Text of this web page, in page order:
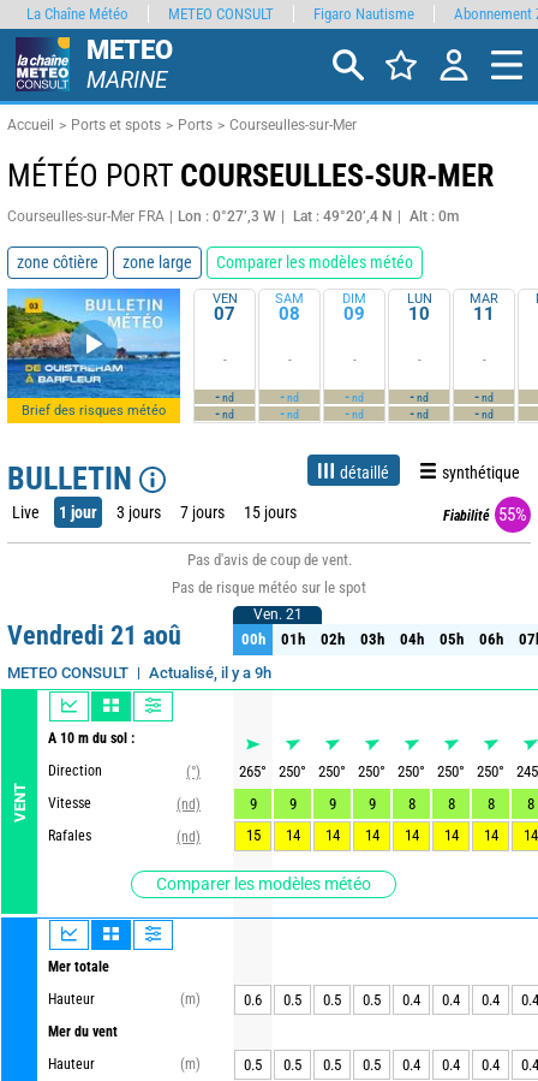
METEO
MARINE
Accueil Ports et spots Ports Courseulles-sur-Mer
MÉTÉO PORT COURSEULLES-SUR-MER
Courseulles-sur-Mer FRA Lon : 0°27’,3 W Lat : 49°20’,4 N Alt : 0m
zone côtière zone large Comparer les modèles météo
Brief des risques météo
VEN
07
-
-nd
-nd
SAM
08
-
-nd
-nd
DIM
09
-
-nd
-nd
LUN
10
-
-nd
-nd
MAR
11
-
-nd
-nd
BULLETIN détaillé synthétique
Live 1 jour 3 jours 7 jours 15 jours Fiabilité 55%
Pas d'avis de coup de vent.
Pas de risque météo sur le spot
Vendredi 21 aoû
METEO CONSULT Actualisé, il y a 9h
VENT
A 10 m du sol :
Direction
(°)
Vitesse
(nd)
Rafales
(nd)
Comparer les modèles météo
Mer totale
Hauteur
(m)
Mer du vent
Hauteur
(m)
Ven. 21
00h 01h 02h 03h 04h 05h 06h
Ven. 21
00h 01h 02h 03h 04h 05h 06h
265° 250° 250° 250° 250° 250° 250°
245
9
9 9 9 8 8 8
8
15
14 14 14 14 14 14 14
0.6 0.5 0.5 0.5 0.4 0.4 0.4 0.4
0.5 0.5 0.5 0.5 0.4 0.4 0.4 0.4
La Chaîne Météo METEO CONSULT Figaro Nautisme Abonnement